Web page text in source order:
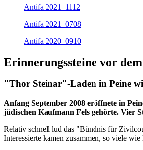
Antifa 2021_1112
Antifa 2021_0708
Antifa 2020_0910
Erinnerungssteine vor
"Thor Steinar"-Laden in Peine
Anfang September 2008 eröffnete in
jüdischen Kaufmann Fels gehörte. Vier
Relativ schnell lud das "Bündnis für
Interessierte kamen zusammen, so viele